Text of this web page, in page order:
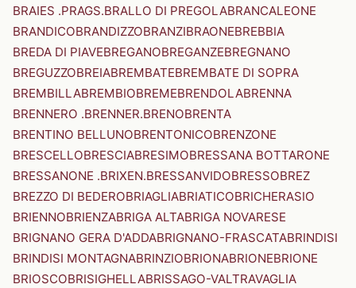
BRAIES .PRAGS.BRALLO DI PREGOLABRANCALEONE
BRANDICOBRANDIZZOBRANZIBRAONEBREBBIA
BREDA DI PIAVEBREGANOBREGANZEBREGNANO
BREGUZZOBREIABREMBATEBREMBATE DI SOPRA
BREMBILLABREMBIOBREMEBRENDOLABRENNA
BRENNERO .BRENNER.BRENOBRENTA
BRENTINO BELLUNOBRENTONICOBRENZONE
BRESCELLOBRESCIABRESIMOBRESSANA BOTTARONE
BRESSANONE .BRIXEN.BRESSANVIDOBRESSOBREZ
BREZZO DI BEDEROBRIAGLIABRIATICOBRICHERASIO
BRIENNOBRIENZABRIGA ALTABRIGA NOVARESE
BRIGNANO GERA D'ADDABRIGNANO-FRASCATABRINDISI
BRINDISI MONTAGNABRINZIOBRIONABRIONEBRIONE
BRIOSCOBRISIGHELLABRISSAGO-VALTRAVAGLIA